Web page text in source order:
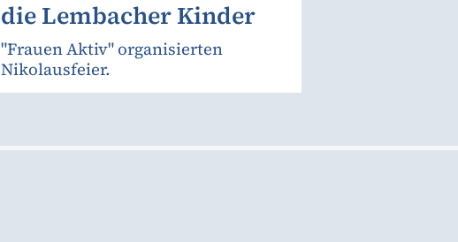
die Lembacher Kinder
"Frauen Aktiv" organisierten
Nikolausfeier.